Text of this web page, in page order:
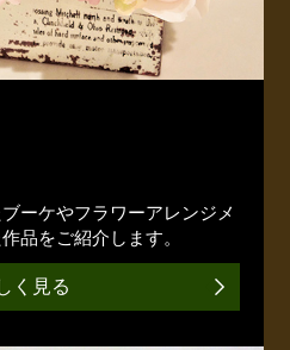
ーケやフラワーアレンジメ
品をご紹介します。
く見る